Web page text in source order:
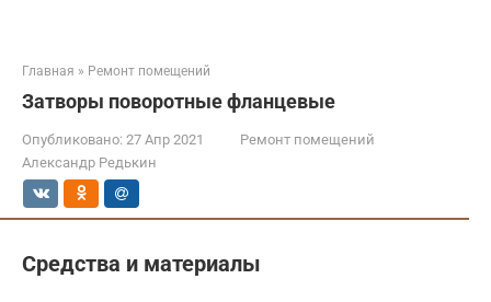
Главная » Ремонт помещений
Затворы поворотные фланцевые
Опубликовано: 27 Апр 2021
Ремонт помещений
Александр Редькин
Средства и материалы